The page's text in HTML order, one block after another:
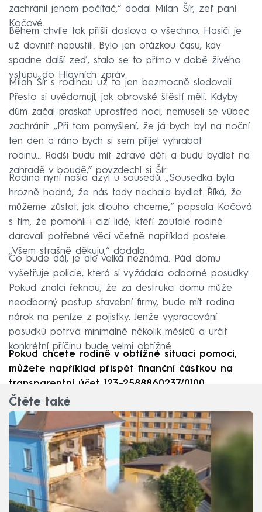
zachránil jenom počítač,“ dodal Milan Šír, zeť paní
Kočové.
Během chvíle tak přišli doslova o všechno. Hasiči je
už dovnitř nepustili. Bylo jen otázkou času, kdy
spadne další zeď, stalo se to přímo v době živého
vstupu do Hlavních zpráv.
Milan Šír s rodinou už to jen bezmocně sledovali.
Přesto si uvědomují, jak obrovské štěstí měli. Kdyby
dům začal praskat uprostřed noci, nemuseli se vůbec
zachránit. „Při tom pomyšlení, že já bych byl na noční
ten den a ráno bych si sem přijel vyhrabat
rodinu… Radši budu mít zdravé děti a budu bydlet na
zahradě v boudě,“ povzdechl si Šír.
Rodina nyní našla azyl u sousedů. „Sousedka byla
hrozně hodná, že nás tady nechala bydlet. Říká, že
můžeme zůstat, jak dlouho chceme,“ popsala Kočová
s tím, že pomohli i cizí lidé, kteří zoufalé rodině
darovali potřebné věci včetně například postele.
„Všem strašně děkuju,“ dodala.
Co bude dál, je ale velká neznámá. Pád domu
vyšetřuje policie, která si vyžádala odborné posudky.
Pokud znalci řeknou, že za destrukci domu může
neodborný postup stavební firmy, bude mít rodina
nárok na peníze z pojistky. Jenže vypracování
posudků potrvá minimálně několik měsíců a určit
konkrétní příčinu bude velmi obtížné.
Pokud chcete rodině v obtížné situaci pomoci,
můžete například přispět finanční částkou na
transparentní účet 123-2588860237/0100.
Čtěte také